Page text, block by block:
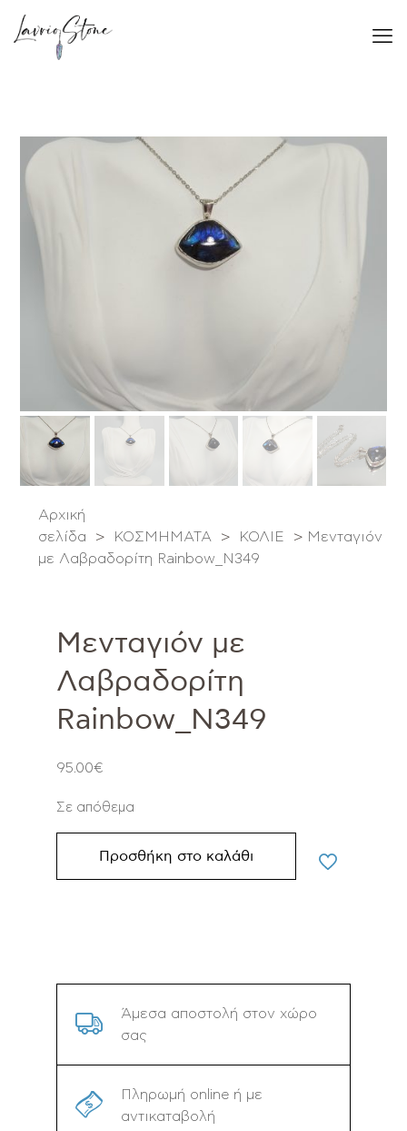
Αρχική
σελίδα
> ΚΟΣΜΗΜΑΤΑ > ΚΟΛΙΕ > Μενταγιόν
με Λαβραδορίτη Rainbow_Ν349
Μενταγιόν με
Λαβραδορίτη
Rainbow_Ν349
95.00€
Σε απόθεμα
Προσθήκη στο καλάθι
Άμεσα αποστολή στον χώρο
σας
Πληρωμή online ή με
αντικαταβολή